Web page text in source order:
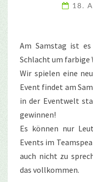
18.
Am Samstag ist
Schlacht um farbige
Wir spielen eine
Event findet am
in der Eventwelt
gewinnen!
Es können nur
Events im
auch nicht zu
das vollkommen.